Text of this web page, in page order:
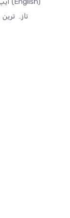
تازہ